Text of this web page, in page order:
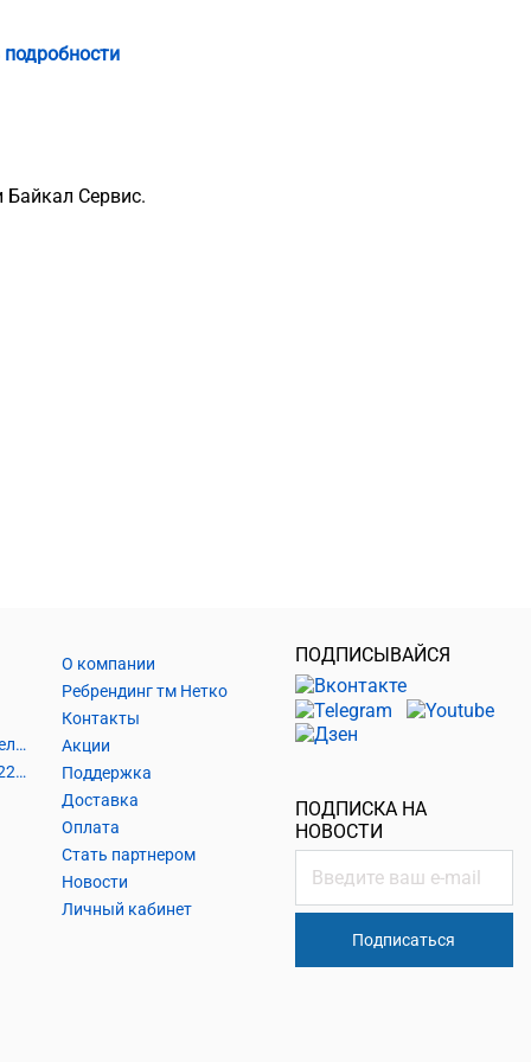
Сервис.
Шнуры и аксессуары, кабельные наконечники
Кабель силовой, розетки 220В, выключатели 220В, сетевые фильтры
О компании
Ребрендинг тм Нетко
Контакты
Акции
Поддержка
Доставка
Оплата
Стать партнером
Новости
Личный кабинет
ПОДПИСЫВАЙСЯ
ПОДПИСКА НА
НОВОСТИ
Подписаться